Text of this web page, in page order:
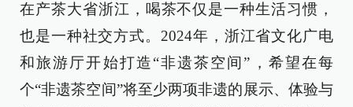
在产茶大省浙江，喝茶不仅是一种生活习惯，
也是一种社交方式。2024年，浙江省文化广电
和旅游厅开始打造“非遗茶空间”，希望在每
个“非遗茶空间”将至少两项非遗的展示、体验与